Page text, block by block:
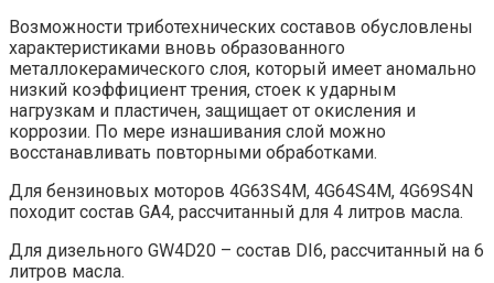
Возможности триботехнических составов обусловлены
характеристиками вновь образованного
металлокерамического слоя, который имеет аномально
низкий коэффициент трения, стоек к ударным
нагрузкам и пластичен, защищает от окисления и
коррозии. По мере изнашивания слой можно
восстанавливать повторными обработками.
Для бензиновых моторов 4G63S4M, 4G64S4M, 4G69S4N
походит состав GA4, рассчитанный для 4 литров масла.
Для дизельного GW4D20 – состав DI6, рассчитанный на 6
литров масла.